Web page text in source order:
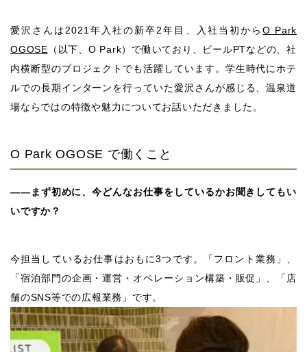
愛沢さんは2021年入社の新卒2年目、入社当初からO Park
OGOSE （以下、O Park）で働いており、ビールPTなどの、社
内横断型のプロジェクトでも活躍しています。学生時代にホテ
ルでの長期インターンを行っていた愛沢さんが感じる、温泉道
場ならではの特徴や魅力についてお話いただきました。
O Park OGOSE で働くこと
――まず初めに、今どんなお仕事をしているかお聞きしてもい
いですか？
今担当しているお仕事はおもに3つです。「フロント業務」、
「宿泊部門の企画・運営・オペレーション構築・販促」、「店
舗のSNS等での広報業務」です。